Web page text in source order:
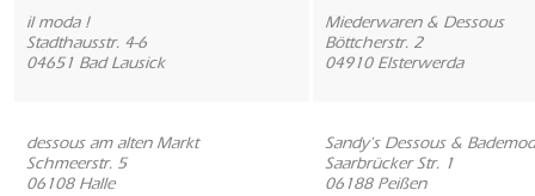
il moda !
Stadthausstr. 4-6
04651 Bad Lausick
Miederwaren & Dessous
Böttcherstr. 2
04910 Elsterwerda
dessous am alten Markt
Schmeerstr. 5
06108 Halle
Sandy's Dessous &
Saarbrücker Str. 1
06188 Peißen